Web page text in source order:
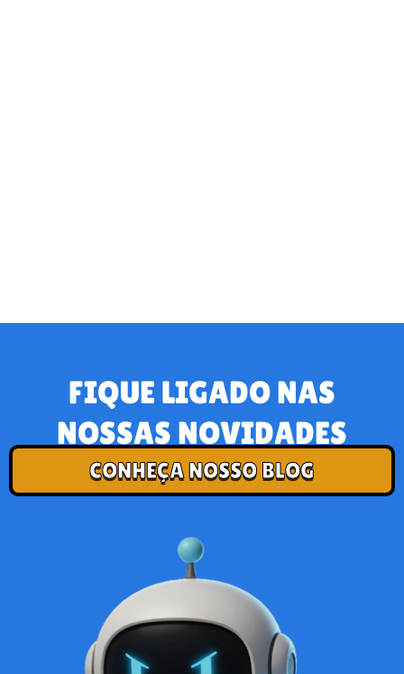
FIQUE LIGADO NAS
NOSSAS NOVIDADES
CONHEÇA NOSSO BLOG